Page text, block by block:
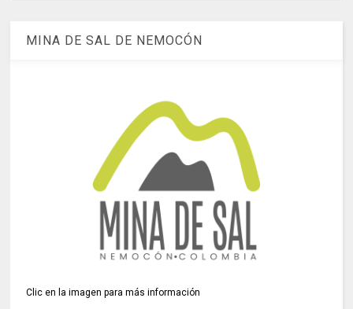
MINA DE SAL DE NEMOCÓN
Clic en la imagen para más información